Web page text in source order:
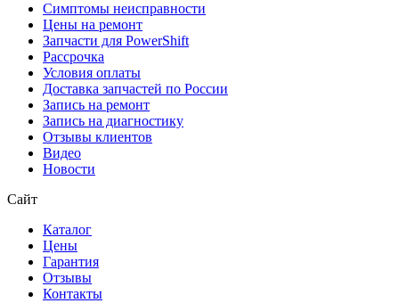
Симптомы неисправности
Цены на ремонт
Запчасти для PowerShift
Рассрочка
Условия оплаты
Доставка запчастей по России
Запись на ремонт
Запись на диагностику
Отзывы клиентов
Видео
Новости
Сайт
Каталог
Цены
Гарантия
Отзывы
Контакты